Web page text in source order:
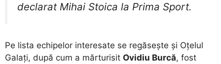
declarat Mihai Stoica la Prima Sport.
Pe lista echipelor interesate se regăsește și Oțelul
Galați, după cum a mărturisit Ovidiu Burcă, fost